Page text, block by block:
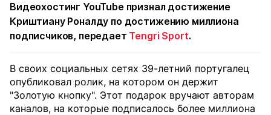
Видеохостинг YouTube признал достижение
Криштиану Роналду по достижению миллиона
подписчиков, передает Tengri Sport.
В своих социальных сетях 39-летний португалец
опубликовал ролик, на котором он держит
"Золотую кнопку". Этот подарок вручают авторам
каналов, на которые подписалось более миллиона